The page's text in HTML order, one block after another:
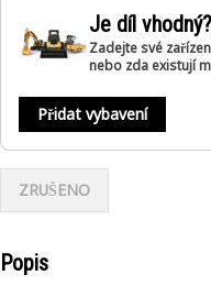
Je díl vhodný?
Zadejte své
nebo zda existují
Přidat vybavení
ZRUŠENO
Popis